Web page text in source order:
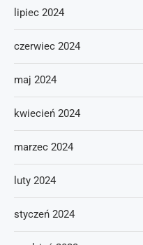
lipiec 2024
czerwiec 2024
maj 2024
kwiecień 2024
marzec 2024
luty 2024
styczeń 2024